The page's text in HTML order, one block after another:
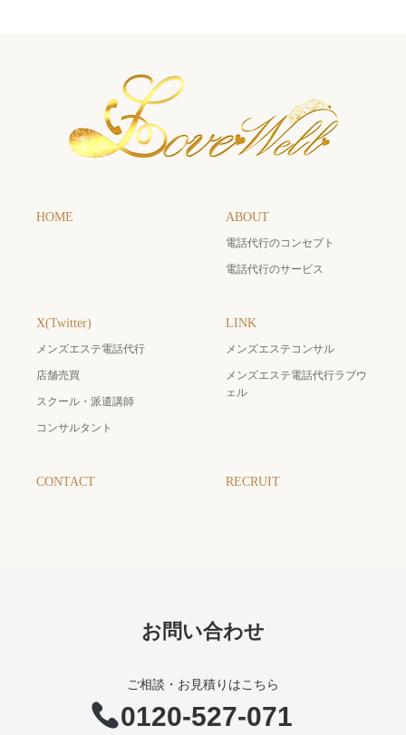
HOME ABOUT
電話代行のコンセプト
電話代行のサービス
X(Twitter)
メンズエステ電話代行
店舗売買
スクール・派遣講師
コンサルタント
LINK
メンズエステコンサル
メンズエステ電話代行ラブウ
ェル
CONTACT RECRUIT
お問い合わせ
ご相談・お見積りはこちら
0120-527-071